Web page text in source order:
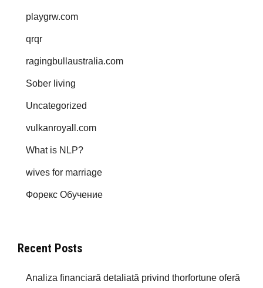
playgrw.com
qrqr
ragingbullaustralia.com
Sober living
Uncategorized
vulkanroyall.com
What is NLP?
wives for marriage
Форекс Обучение
Recent Posts
Analiza financiară detaliată privind thorfortune oferă